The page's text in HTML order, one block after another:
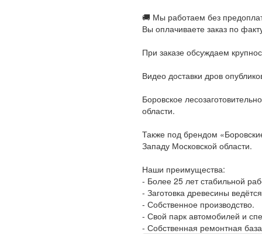
🚚 Мы работаем без
Вы оплачиваете заказ по
При заказе обсуждаем
Видео доставки дров
Боровское
области.
Также под брендом
Западу Московской области.
Наши преимущества:
- Более 25 лет стабильной
- Заготовка древесины
- Собственное производство.
- Свой парк автомобилей и
- Собственная ремонтная